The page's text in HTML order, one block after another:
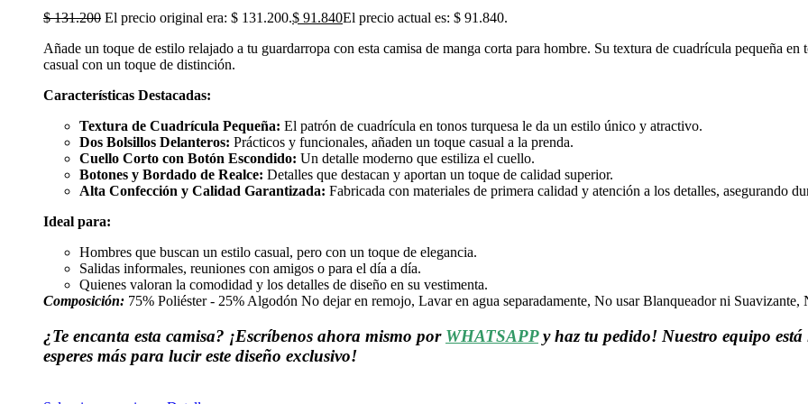
$131.200 El precio original era: $ 131.200.$ 91.840El precio actual es: $ 91.840.
Añade un toque de estilo relajado a tu guardarropa con esta camisa de manga corta para hombre. Su textura de cuadrícula pequeña
casual con un toque de distinción.
Características Destacadas:
Textura de Cuadrícula Pequeña: El patrón de cuadrícula en tonos turquesa le da un estilo único y atractivo.
Dos Bolsillos Delanteros: Prácticos y funcionales, añaden un toque casual a la prenda.
Cuello Corto con Botón Escondido: Un detalle moderno que estiliza el cuello.
Botones y Bordado de Realce: Detalles que destacan y aportan un toque de calidad superior.
Alta Confección y Calidad Garantizada: Fabricada con materiales de primera calidad y atención a los detalles, asegurando
Ideal para:
Hombres que buscan un estilo casual, pero con un toque de elegancia.
Salidas informales, reuniones con amigos o para el día a día.
Quienes valoran la comodidad y los detalles de diseño en su vestimenta.
Composición: 75% Poliéster - 25% Algodón No dejar en remojo, Lavar en agua separadamente, No usar Blanqueador ni Suavizante,
¿Te encanta esta camisa? ¡Escríbenos ahora mismo por WHATSAPP y haz tu pedido! Nuestro equipo
esperes más para lucir este diseño exclusivo!